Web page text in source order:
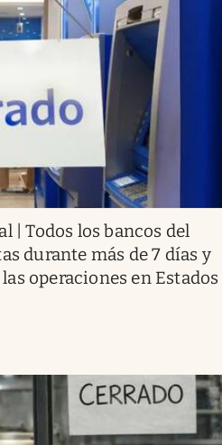
| Todos los bancos del
durante más de 7 días y
operaciones en Estados